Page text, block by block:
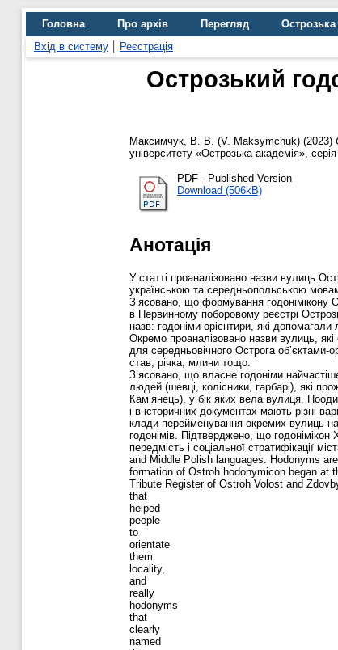
Головна Про архів Перегляд
Острозька
Вхід в систему
Реєстрація
Острозький
Максимчук, В. В. (V. Maksymchuk) (2023)
університету «Острозька академія»,
PDF - Published Version
Download (506kB)
Анотація
У статті проаналізовано назви вулиць
українською та середньопольською
З’ясовано, що формування годонімікону
в Первинному поборовому реєстрі
назв: годоніми-орієнтири, які
Окремо проаналізовано назви вулиць,
для середньовічного Острога об’єктами-
став, річка, млини тощо.
З’ясовано, що власне годоніми
людей (шевці, колісники, гарбарі), які
Кам’янець), у бік яких вела вулиця.
і в історичних документах мають різні
клади перейменування окремих вулиць
годонімів. Підтверджено, що годонімікон
передмість і соціальної
and Middle Polish languages. Hodonyms
formation of Ostroh hodonymicon began at
Tribute Register of Ostroh Volost and
that
helped
people
to
orientate
them
locality,
and
really
hodonyms
that
clearly
named